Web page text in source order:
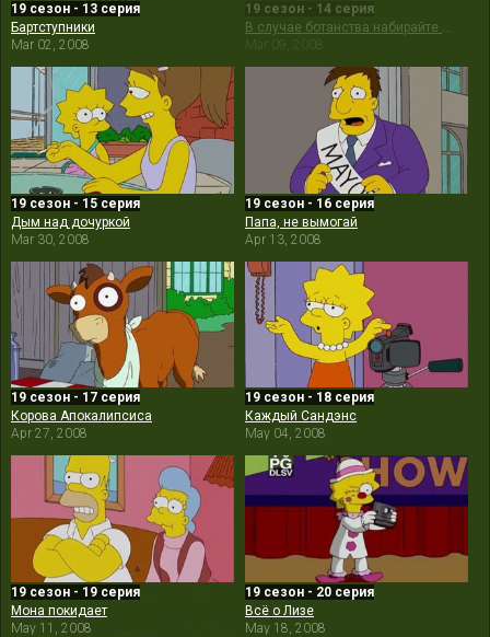
19 сезон - 13 серия
Бартступники
Mar 02, 2008
19 сезон - 14 серия
В случае ботанства набирайте «Б»
Mar 09, 2008
19 сезон - 15 серия
Дым над дочуркой
Mar 30, 2008
19 сезон - 16 серия
Папа, не вымогай
Apr 13, 2008
19 сезон - 17 серия
Корова Апокалипсиса
Apr 27, 2008
19 сезон - 18 серия
Каждый Сандэнс
May 04, 2008
19 сезон - 19 серия
Мона покидает
May 11, 2008
19 сезон - 20 серия
Всё о Лизе
May 18, 2008